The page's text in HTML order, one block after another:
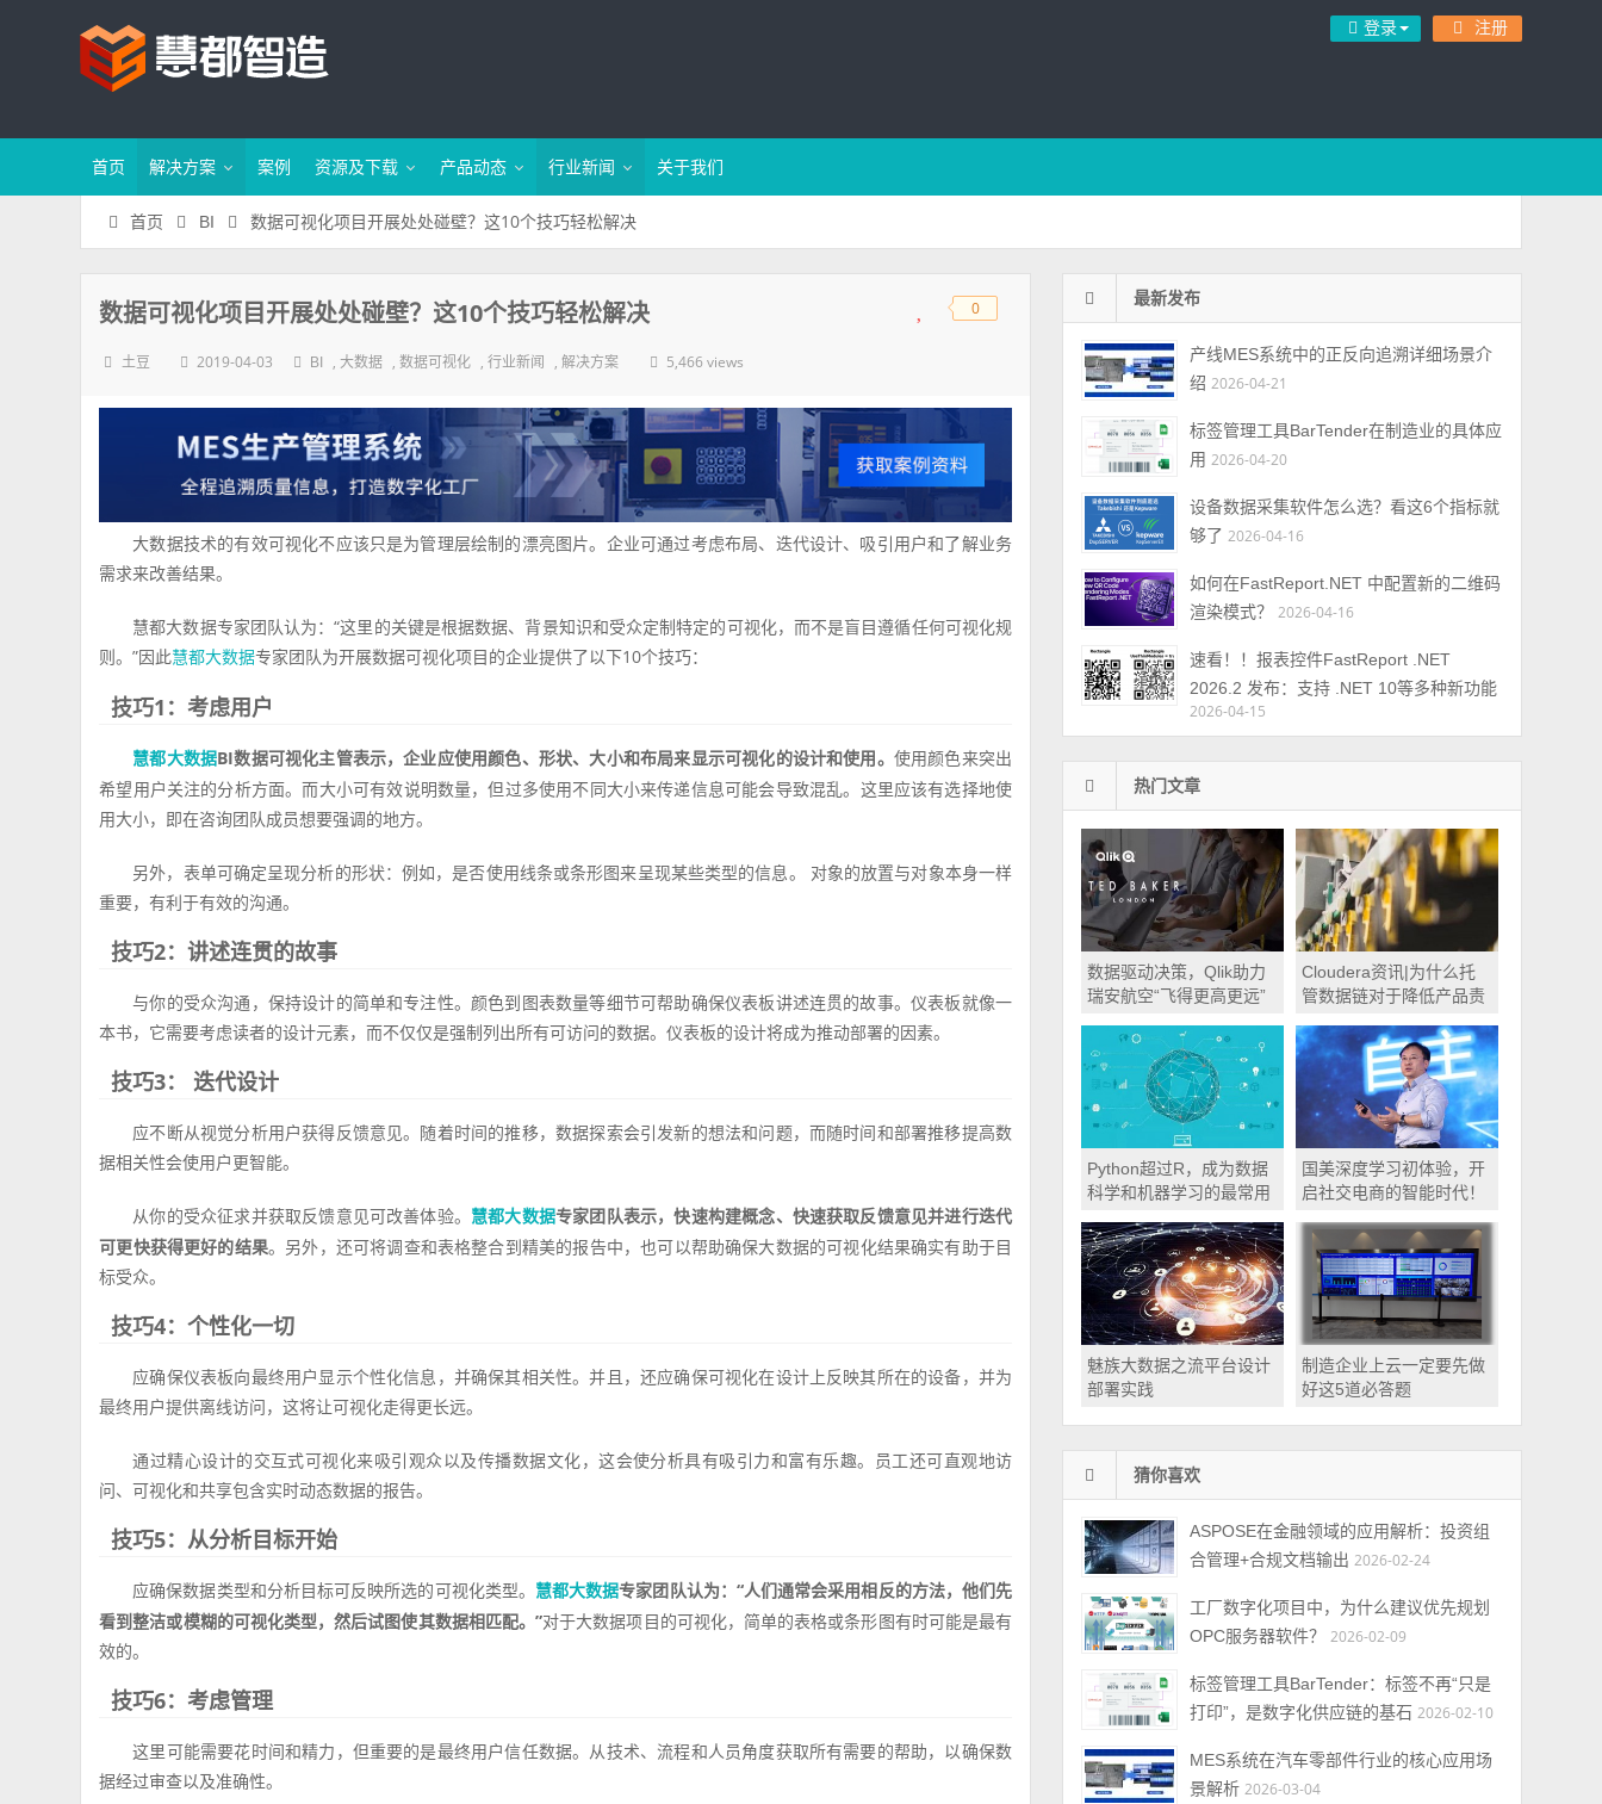
登录 注册
首页 解决方案 案例 资源及下载 产品动态 行业新闻 关于我们
首页 BI 数据可视化项目开展处处碰壁？这10个技巧轻松解决
◆◆ 0
数据可视化项目开展处处碰壁？这10个技巧轻松解决
土豆 2019-04-03 BI ,大数据 ,数据可视化 ,行业新闻 ,解决方案 5,466 views
大数据技术的有效可视化不应该只是为管理层绘制的漂亮图片。企业可通过考虑布局、迭代设计、吸引用户和了解业务
需求来改善结果。
慧都大数据专家团队认为：“这里的关键是根据数据、背景知识和受众定制特定的可视化，而不是盲目遵循任何可视化规
则。”因此慧都大数据专家团队为开展数据可视化项目的企业提供了以下10个技巧：
技巧1：考虑用户
慧都大数据BI数据可视化主管表示，企业应使用颜色、形状、大小和布局来显示可视化的设计和使用。 使用颜色来突出
希望用户关注的分析方面。而大小可有效说明数量，但过多使用不同大小来传递信息可能会导致混乱。这里应该有选择地使
用大小，即在咨询团队成员想要强调的地方。
另外，表单可确定呈现分析的形状：例如，是否使用线条或条形图来呈现某些类型的信息。 对象的放置与对象本身一样
重要，有利于有效的沟通。
技巧2：讲述连贯的故事
与你的受众沟通，保持设计的简单和专注性。颜色到图表数量等细节可帮助确保仪表板讲述连贯的故事。仪表板就像一
本书，它需要考虑读者的设计元素，而不仅仅是强制列出所有可访问的数据。仪表板的设计将成为推动部署的因素。
技巧3： 迭代设计
应不断从视觉分析用户获得反馈意见。随着时间的推移，数据探索会引发新的想法和问题，而随时间和部署推移提高数
据相关性会使用户更智能。
从你的受众征求并获取反馈意见可改善体验。 慧都大数据专家团队表示，快速构建概念、快速获取反馈意见并进行迭代
可更快获得更好的结果。另外，还可将调查和表格整合到精美的报告中，也可以帮助确保大数据的可视化结果确实有助于目
标受众。
技巧4：个性化一切
应确保仪表板向最终用户显示个性化信息，并确保其相关性。并且，还应确保可视化在设计上反映其所在的设备，并为
最终用户提供离线访问，这将让可视化走得更长远。
通过精心设计的交互式可视化来吸引观众以及传播数据文化，这会使分析具有吸引力和富有乐趣。员工还可直观地访
问、可视化和共享包含实时动态数据的报告。
技巧5：从分析目标开始
应确保数据类型和分析目标可反映所选的可视化类型。 慧都大数据专家团队认为：“人们通常会采用相反的方法，他们先
看到整洁或模糊的可视化类型，然后试图使其数据相匹配。”对于大数据项目的可视化，简单的表格或条形图有时可能是最有
效的。
技巧6：考虑管理
这里可能需要花时间和精力，但重要的是最终用户信任数据。从技术、流程和人员角度获取所有需要的帮助，以确保数
据经过审查以及准确性。
最新发布
产线MES系统中的正反向追溯详细场景介
绍 2026-04-21
标签管理工具BarTender在制造业的具体应
用 2026-04-20
设备数据采集软件怎么选？看这6个指标就
够了 2026-04-16
如何在FastReport.NET 中配置新的二维码
渲染模式？
2026-04-16
速看！！报表控件FastReport .NET
2026.2 发布：支持 .NET 10等多种新功能
2026-04-15
热门文章
数据驱动决策，Qlik助力
瑞安航空“飞得更高更远”
Cloudera资讯|为什么托
管数据链对于降低产品责
Python超过R，成为数据
科学和机器学习的最常用
国美深度学习初体验，开
启社交电商的智能时代！
魅族大数据之流平台设计
部署实践
制造企业上云一定要先做
好这5道必答题
猜你喜欢
ASPOSE在金融领域的应用解析：投资组
合管理+合规文档输出 2026-02-24
工厂数字化项目中，为什么建议优先规划
OPC服务器软件？
2026-02-09
标签管理工具BarTender：标签不再“只是
打印”，是数字化供应链的基石 2026-02-10
MES系统在汽车零部件行业的核心应用场
景解析 2026-03-04